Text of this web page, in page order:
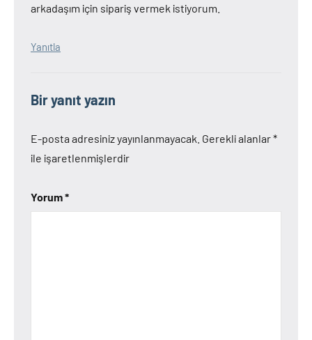
arkadaşım için sipariş vermek istiyorum.
Yanıtla
Bir yanıt yazın
E-posta adresiniz yayınlanmayacak. Gerekli alanlar*
ile işaretlenmişlerdir
Yorum*